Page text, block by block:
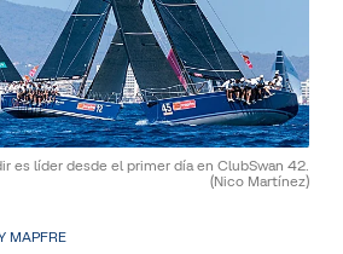
es líder desde el primer día en ClubSwan 42.
(Nico Martínez)
MAPFRE